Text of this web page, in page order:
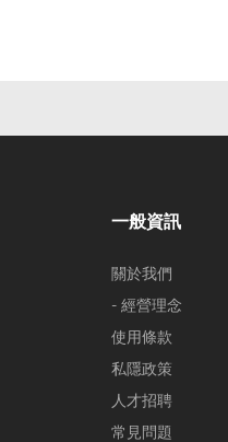
一般資訊
關於我們
- 經營理念
使用條款
私隱政策
人才招聘
常見問題